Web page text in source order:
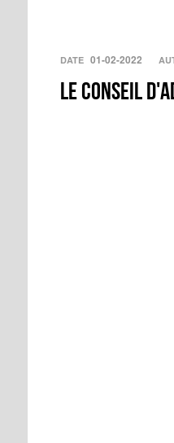
DATE 01-02-2022
Le conseil